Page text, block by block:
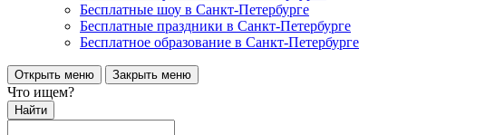
Бесплатные шоу в Санкт-Петербурге
Бесплатные праздники в Санкт-Петербурге
Бесплатное образование в Санкт-Петербурге
Открыть меню Закрыть меню
Что ищем?
Найти